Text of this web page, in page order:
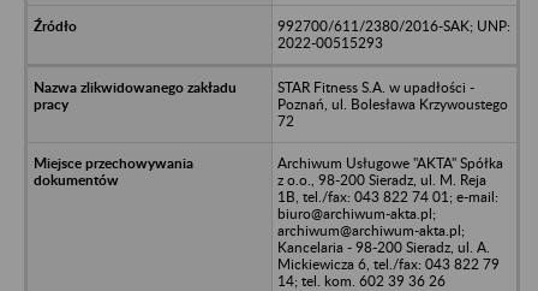
992700/611/2380/2016-SAK; UNP:
2022-00515293
STAR Fitness S.A. w upadłości -
Poznań, ul. Bolesława Krzywoustego
72
Archiwum Usługowe "AKTA" Spółka
z o.o., 98-200 Sieradz, ul. M. Reja
1B, tel./fax: 043 822 74 01; e-mail:
biuro@archiwum-akta.pl;
archiwum@archiwum-akta.pl;
Kancelaria - 98-200 Sieradz, ul. A.
Mickiewicza 6, tel./fax: 043 822 79
14; tel. kom. 602 39 36 26